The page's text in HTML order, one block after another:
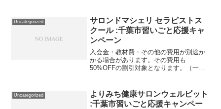
01-01事業者提供価格99,000円▶49,500円
利用...
Uncategorized
サロンドマシェリ セラピストス
クール :千葉市習いごと応援キャ
ンペーン
入会金・教材費・その他の費用が別途か
かる場合があります。その費用も
50%OFFの割引対象となります。（一部
01-01事業者提供価格57,200円▶28,600円
利用...
Uncategorized
よりみち健康サロンウェルビット
:千葉市習いごと応援キャンペー